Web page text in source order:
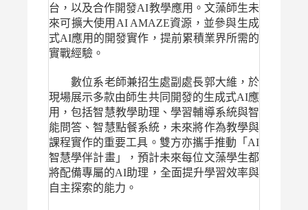
台，以及合作開發AI教學應用。文藻師生未
來可擴大使用AI AMAZE資源，並參與生成
式AI應用的開發實作，提前累積業界所需的
實戰經驗。
數位系老師兼招生處副處長郭大維，於
現場展示多款由師生共同開發的生成式AI應
用，包括智慧教學助理、學習輔導系統與智
能問答、智慧點餐系統，未來將作為教學與
課程實作的重要工具。雙方亦攜手推動「AI
智慧學伴計畫」，預計未來每位文藻學生都
將配備專屬的AI助理，全面提升學習效率與
自主探索的能力。